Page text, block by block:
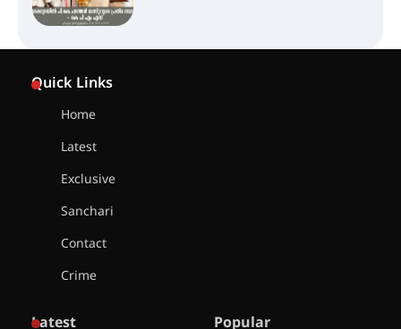
Quick Links
Home
Latest
Exclusive
Sanchari
Contact
Crime
Latest Popular